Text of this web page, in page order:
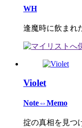
WH
逢魔時に飲まれ
Violet
Note⇔Memo
掟の真相を見つ